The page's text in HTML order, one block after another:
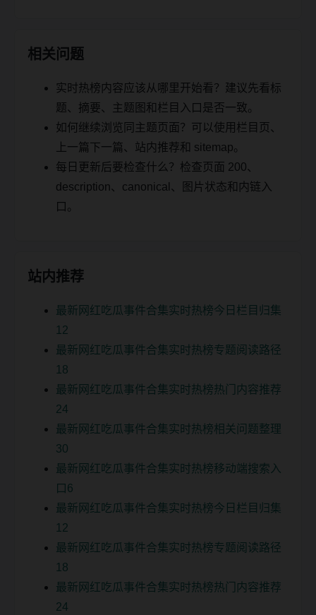
相关问题
实时热榜内容应该从哪里开始看？建议先看标
题、摘要、主题图和栏目入口是否一致。
如何继续浏览同主题页面？可以使用栏目页、
上一篇下一篇、站内推荐和 sitemap。
每日更新后要检查什么？检查页面 200、
description、canonical、图片状态和内链入
口。
站内推荐
最新网红吃瓜事件合集实时热榜今日栏目归集
12
最新网红吃瓜事件合集实时热榜专题阅读路径
18
最新网红吃瓜事件合集实时热榜热门内容推荐
24
最新网红吃瓜事件合集实时热榜相关问题整理
30
最新网红吃瓜事件合集实时热榜移动端搜索入
口6
最新网红吃瓜事件合集实时热榜今日栏目归集
12
最新网红吃瓜事件合集实时热榜专题阅读路径
18
最新网红吃瓜事件合集实时热榜热门内容推荐
24